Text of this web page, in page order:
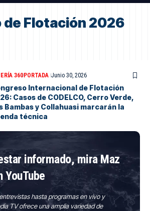
de Flotación 2026
360PORTADA Junio 30, 2026
Internacional de Flotación
Casos de CODELCO, Cerro Verde,
Bambas y Collahuasi marcarán la
técnica
informado, mira Maz
YouTube
hasta programas en vivo y
TV ofrece una amplia variedad de